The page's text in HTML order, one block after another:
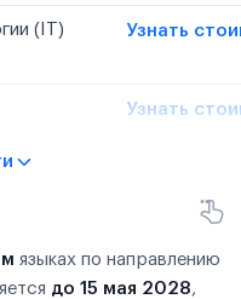
(IT) Узнать
Узнать
языках по направлению
до 15 мая 2028,